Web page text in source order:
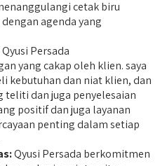
cetak biru
agenda yang
Qyusi Persada
yang cakap oleh klien. saya
kebutuhan dan niat klien, dan
teliti dan juga penyelesaian
positif dan juga layanan
penting dalam setiap
Qyusi Persada berkomitmen